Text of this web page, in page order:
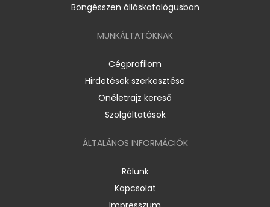
Böngésszen álláskatalógusban
MUNKÁLTATÓKNAK
Cégprofilom
Hirdetések szerkesztése
Önéletrajz kereső
Szolgáltatások
ÁLTALÁNOS INFORMÁCIÓK
Rólunk
Kapcsolat